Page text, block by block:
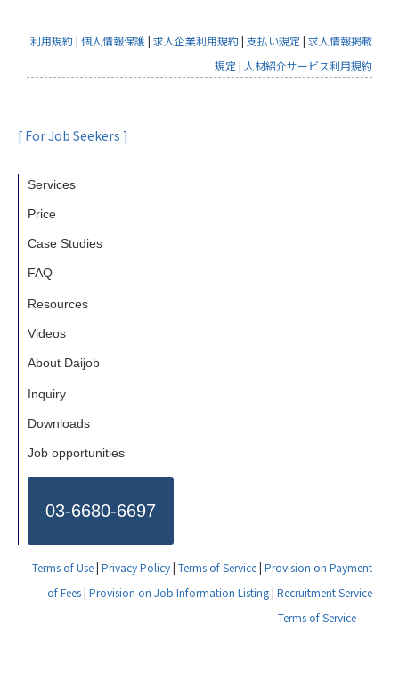
利用規約| 個人情報保護| 求人企業利用規約| 支払い規定 | 求人情報掲載
規定 | 人材紹介サービス利用規約
[ For Job Seekers ]
Services
Price
Case Studies
FAQ
Resources
Videos
About Daijob
Inquiry
Downloads
Job opportunities
03-6680-6697
Terms of Use| Privacy Policy| Terms of Service| Provision on Payment
of Fees| Provision on Job Information Listing| Recruitment Service
Terms of Service